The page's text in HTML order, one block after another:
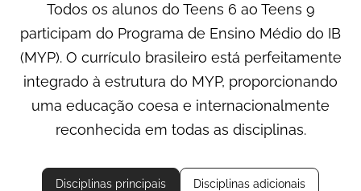
Todos os alunos do Teens 6 ao Teens 9
participam do Programa de Ensino Médio do IB
(MYP). O currículo brasileiro está perfeitamente
integrado à estrutura do MYP, proporcionando
uma educação coesa e internacionalmente
reconhecida em todas as disciplinas.
Disciplinas principais Disciplinas adicionais